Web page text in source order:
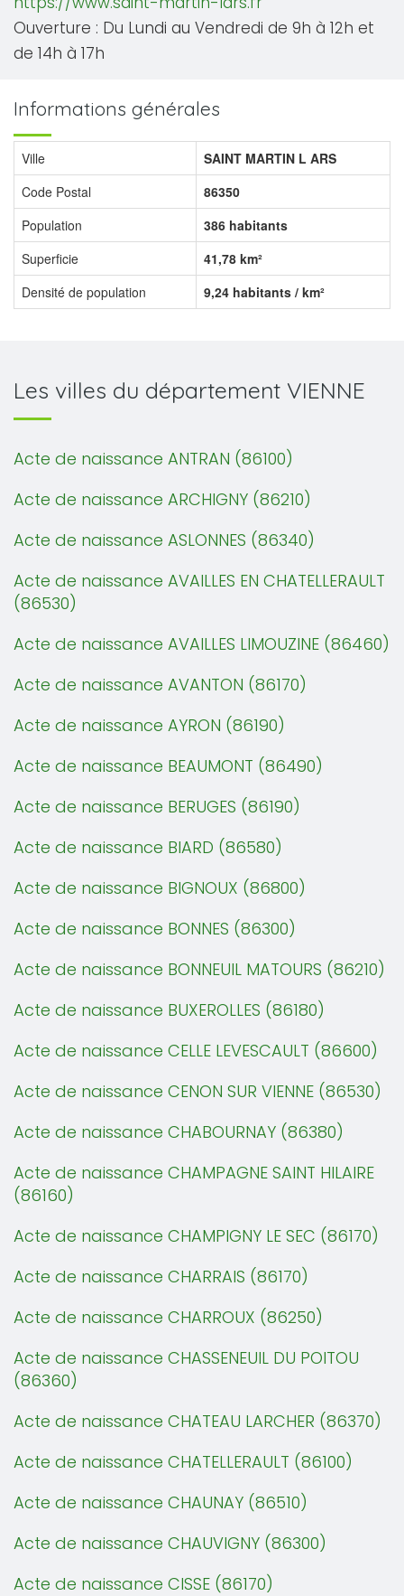
Ouverture : Du Lundi au Vendredi de 9h à 12h et
de 14h à 17h
Informations générales
Ville
SAINT MARTIN L ARS
Code Postal
86350
Population
386 habitants
Superficie
41,78 km²
Densité de population
9,24 habitants / km²
Les villes du département VIENNE
Acte de naissance ANTRAN (86100)
Acte de naissance ARCHIGNY (86210)
Acte de naissance ASLONNES (86340)
Acte de naissance AVAILLES EN CHATELLERAULT
(86530)
Acte de naissance AVAILLES LIMOUZINE (86460)
Acte de naissance AVANTON (86170)
Acte de naissance AYRON (86190)
Acte de naissance BEAUMONT (86490)
Acte de naissance BERUGES (86190)
Acte de naissance BIARD (86580)
Acte de naissance BIGNOUX (86800)
Acte de naissance BONNES (86300)
Acte de naissance BONNEUIL MATOURS (86210)
Acte de naissance BUXEROLLES (86180)
Acte de naissance CELLE LEVESCAULT (86600)
Acte de naissance CENON SUR VIENNE (86530)
Acte de naissance CHABOURNAY (86380)
Acte de naissance CHAMPAGNE SAINT HILAIRE
(86160)
Acte de naissance CHAMPIGNY LE SEC (86170)
Acte de naissance CHARRAIS (86170)
Acte de naissance CHARROUX (86250)
Acte de naissance CHASSENEUIL DU POITOU
(86360)
Acte de naissance CHATEAU LARCHER (86370)
Acte de naissance CHATELLERAULT (86100)
Acte de naissance CHAUNAY (86510)
Acte de naissance CHAUVIGNY (86300)
Acte de naissance CISSE (86170)